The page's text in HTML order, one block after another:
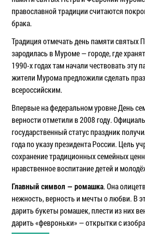
православной традиции считаются
брака.
Традиция отмечать день памяти святых
зародилась в Муроме — городе, где
1990-х годах там начали чествовать эту
жители Мурома предложили сделать
всероссийским.
Впервые на федеральном уровне День
верности отметили в 2008 году.
государственный статус праздник
года по указу президента России. Цель
сохранение традиционных семейных
нравственное воспитание детей и
Главный символ — ромашка. Она
нежность, верность и мечты о любви. В
дарить букеты ромашек, плести из них
дарить «февроньки» — открытки с